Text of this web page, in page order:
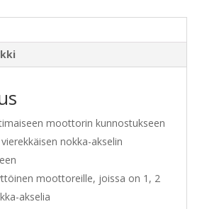
moottorin kunnostukseen
nokka-akselin
moottoreille, joissa on 1, 2
akselia